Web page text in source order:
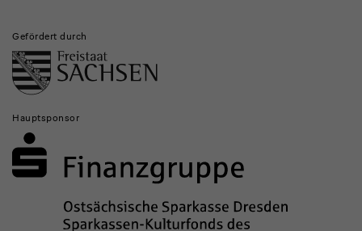
Gefördert durch
Hauptsponsor